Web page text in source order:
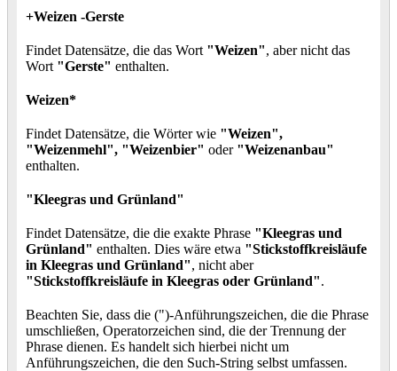
+Weizen -Gerste
Findet Datensätze, die das Wort "Weizen", aber nicht das
Wort "Gerste" enthalten.
Weizen*
Findet Datensätze, die Wörter wie "Weizen",
"Weizenmehl", "Weizenbier" oder "Weizenanbau"
enthalten.
"Kleegras und Grünland"
Findet Datensätze, die die exakte Phrase "Kleegras und
Grünland" enthalten. Dies wäre etwa "Stickstoffkreisläufe
in Kleegras und Grünland", nicht aber
"Stickstoffkreisläufe in Kleegras oder Grünland".
Beachten Sie, dass die (")-Anführungszeichen, die die Phrase
umschließen, Operatorzeichen sind, die der Trennung der
Phrase dienen. Es handelt sich hierbei nicht um
Anführungszeichen, die den Such-String selbst umfassen.